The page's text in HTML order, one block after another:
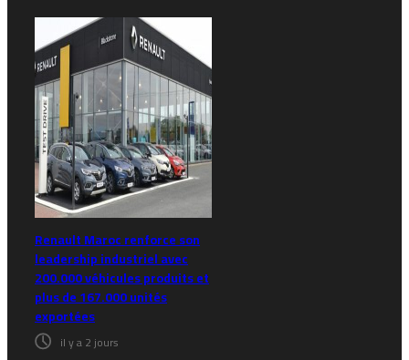
Renault Maroc renforce son
leadership industriel avec
200.000 véhicules produits et
plus de 167.000 unités
exportées
il y a 2 jours